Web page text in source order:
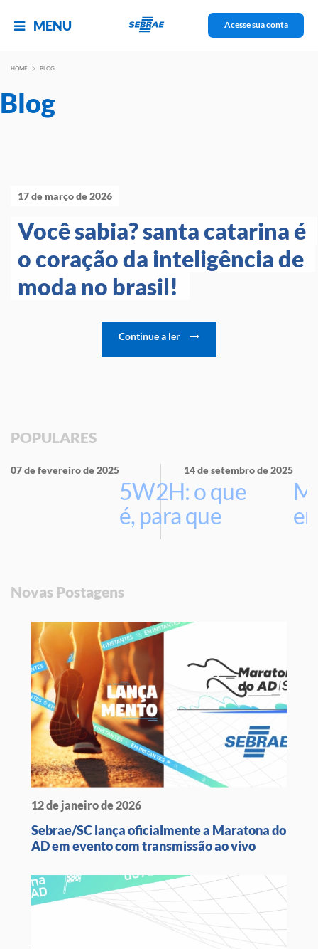
MENU Acesse sua conta
HOME BLOG
Blog
17 de março de 2026
Você sabia? santa catarina é
o coração da inteligência de
moda no brasil!
Continue a ler
POPULARES
07 de fevereiro de 2025
5W2H: o que
é, para que
serve e por
sua empresa
14 de setembro de 2025
Novas Postagens
12 de janeiro de 2026
Sebrae/SC lança oficialmente a Maratona do
AD em evento com transmissão ao vivo